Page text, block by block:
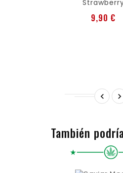
9,90 €
 
También